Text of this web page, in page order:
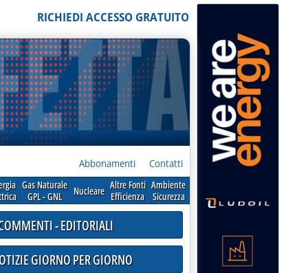
RICHIEDI ACCESSO GRATUITO
Abbonamenti Contatti
Gas Naturale
GPL - GNL
Nucleare Altre Fonti
Efficienza
Ambiente
Sicurezza
- EDITORIALI
GIORNO PER GIORNO